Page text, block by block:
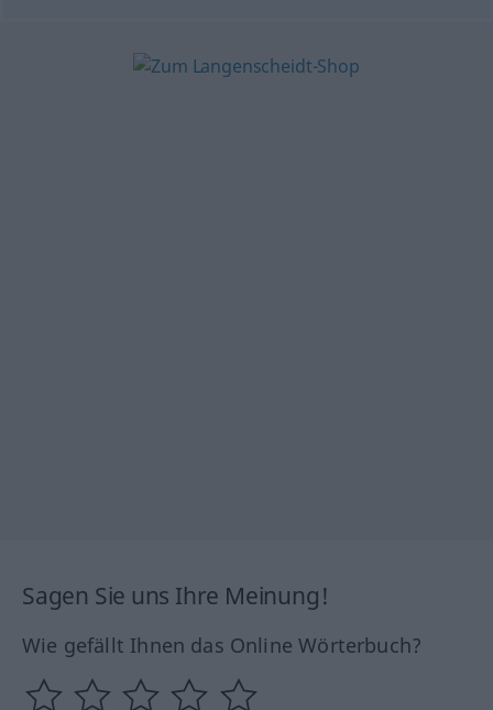
Sagen Sie uns Ihre Meinung!
Wie gefällt Ihnen das Online Wörterbuch?